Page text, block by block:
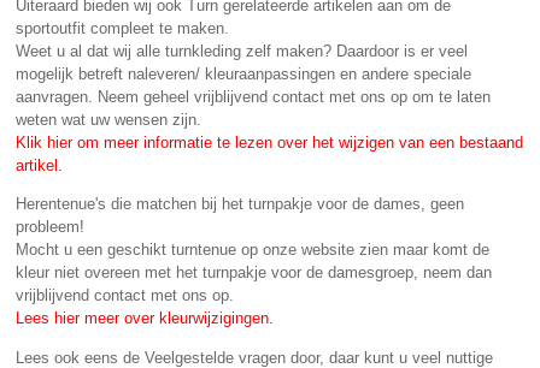
Uiteraard bieden wij ook Turn gerelateerde artikelen aan om de
sportoutfit compleet te maken.
Weet u al dat wij alle turnkleding zelf maken? Daardoor is er veel
mogelijk betreft naleveren/ kleuraanpassingen en andere speciale
aanvragen. Neem geheel vrijblijvend contact met ons op om te laten
weten wat uw wensen zijn.
Klik hier om meer informatie te lezen over het wijzigen van een bestaand
artikel.
Herentenue's die matchen bij het turnpakje voor de dames, geen
probleem!
Mocht u een geschikt turntenue op onze website zien maar komt de
kleur niet overeen met het turnpakje voor de damesgroep, neem dan
vrijblijvend contact met ons op.
Lees hier meer over kleurwijzigingen.
Lees ook eens de Veelgestelde vragen door, daar kunt u veel nuttige